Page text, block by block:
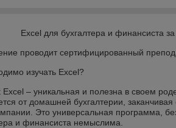
Excel для бухгалтера и финансиста
проводит сертифицированный
изучать Excel?
– уникальная и полезна в своем
от домашней бухгалтерии,
Это универсальная программа,
и финансиста немыслима.